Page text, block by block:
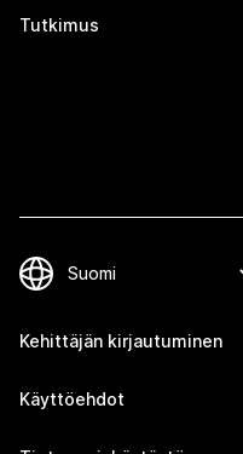
Tutkimus
Kehittäjän kirjautuminen
Käyttöehdot